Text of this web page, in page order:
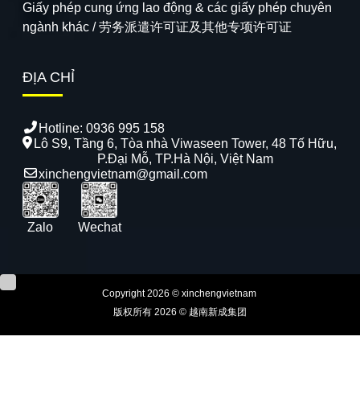
Giấy phép cung ứng lao động & các giấy phép chuyên
ngành khác / 劳务派遣许可证及其他专项许可证
ĐỊA CHỈ
Hotline: 0936 995 158
Lô S9, Tầng 6, Tòa nhà Viwaseen Tower, 48 Tố Hữu,
P.Đại Mỗ, TP.Hà Nội, Việt Nam
xinchengvietnam@gmail.com
Zalo Wechat
Copyright 2026 © xinchengvietnam
版权所有 2026 © 越南新成集团